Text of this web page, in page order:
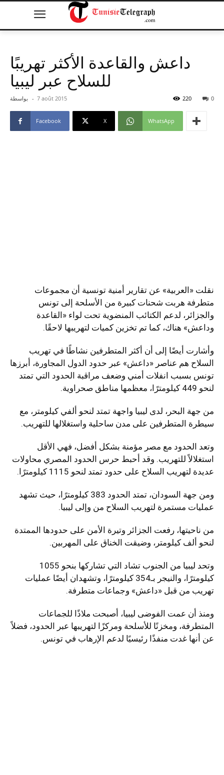
داعش والقاعدة الأكثر تهريبًا
للسلاح عبر ليبيا
بواسطة - 7 août 2015 0
220
Facebook X WhatsApp
نقلت «العربية» عن تقارير أمنية تونسية أن مجموعات
متطرفة هربت شحنات كبيرة من الأسلحة إلى تونس
والجزائر، لدعم الكتائب المنضوية تحت لواء «القاعدة
وداعش» هناك، كما تم تخزين كميات لتهريبها لاحقًا.
وأشارت أيضًا إلى أن أكثر المتطرفين نشاطًا في تهريب
السلاح هم عناصر «داعش» عبر حدود الدول المجاورة، أبرزها
تونس بسبب انفلات أمني وضعف مراقبة الحدود التي تمتد
لنحو 449 كيلومترًا، معظمها مناطق صحراوية.
من جهة البحر، لدى ليبيا واجهة تمتد لنحو ألفي كيلومتر، مع
سيطرة المتطرفين على مدن ساحلية واستغلالها للتهريب.
وتعد الحدود مع مصر مؤمنة بشكل أفضل، فهي الأقل
استغلالاً للتهريب. وقد أحبط حرس الحدود المصري محاولات
عديدة لتهريب السلاح على حدود تمتد لنحو 1115 كيلومترًا.
ومن جهة السودان، تمتد الحدود 383 كيلومترًا، حيث تشهد
عمليات مستمرة لتهريب السلاح من وإلى ليبيا.
من ناحيتها، رفعت الجزائر وتيرة الأمن على حدودها الممتدة
لنحو ألف كيلومتر، وضيقت الخناق على المهربين.
وتحد ليبيا من الجنوب تشاد التي تشاركها بنحو 1055
كيلومترًا، والنيجر بـ354 كيلومترًا، وتشهدان أيضًا عمليات
تهريب من قبل «داعش» وجماعات متطرفة.
ومنذ أن عمت الفوضى ليبيا، أصبحت ملاذًا للجماعات
المتطرفة، ومخزنًا للأسلحة ومركزًا لتهريبها عبر الحدود، فضلاً
عن أنها غدت منفذًا رئيسيًا لدعم الإرهاب في تونس.